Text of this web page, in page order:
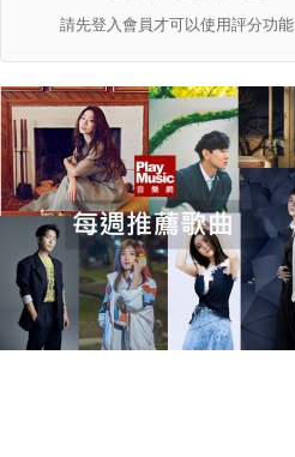
請先登入會員才可以使用評分功能